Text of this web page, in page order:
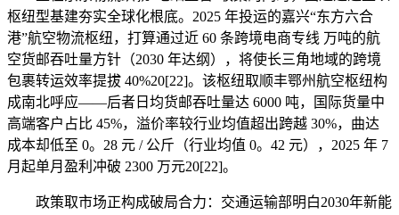
枢纽型基建夯实全球化根底。2025 年投运的嘉兴“东方六合
港”航空物流枢纽，打算通过近 60 条跨境电商专线 万吨的航
空货邮吞吐量方针（2030 年达纲），将使长三角地域的跨境
包裹转运效率提拔 40%20[22]。该枢纽取顺丰鄂州航空枢纽构
成南北呼应——后者日均货邮吞吐量达 6000 吨，国际货量中
高端客户占比 45%，溢价率较行业均值超出跨越 30%，曲达
成本却低至 0。28 元 / 公斤（行业均值 0。42 元），2025 年 7
月起单月盈利冲破 2300 万元20[22]。
政策取市场正构成破局合力：交通运输部明白2030年新能